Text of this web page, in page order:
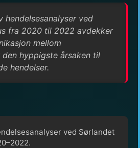
hendelsesanalyser ved
fra 2020 til 2022 avdekker
mellom
den hyppigste årsaken til
hendelser.
ved Sørlandet